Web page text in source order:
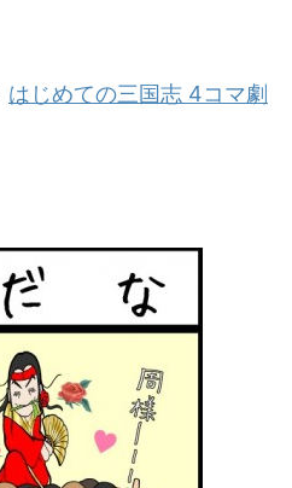
はじめての三国志 4コマ劇